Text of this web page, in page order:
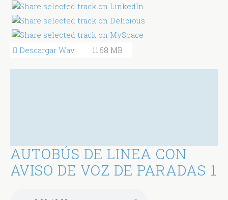
Descargar Wav 11.58 MB
AUTOBÚS DE LINEA CON
AVISO DE VOZ DE PARADAS 1